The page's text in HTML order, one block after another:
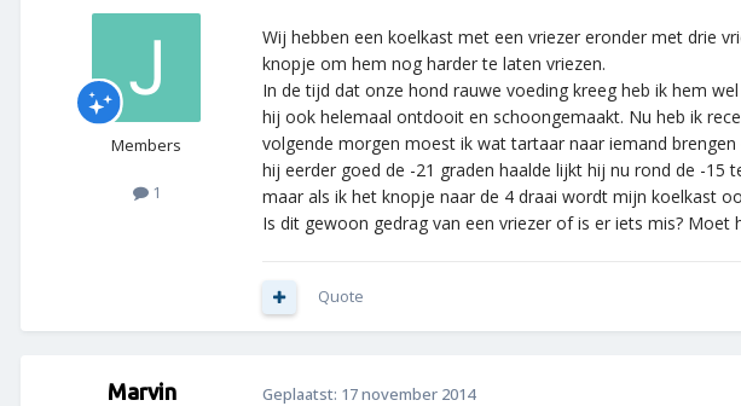
Members
1
Wij hebben een koelkast met een vriezer eronder met drie
knopje om hem nog harder te laten vriezen.
In de tijd dat onze hond rauwe voeding kreeg heb ik hem
hij ook helemaal ontdooit en schoongemaakt. Nu heb ik
volgende morgen moest ik wat tartaar naar iemand
hij eerder goed de -21 graden haalde lijkt hij nu rond de -
maar als ik het knopje naar de 4 draai wordt mijn koelkast
Is dit gewoon gedrag van een vriezer of is er iets mis?
Quote
Marvin Geplaatst: 17 november 2014